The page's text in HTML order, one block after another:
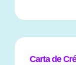
Carta de